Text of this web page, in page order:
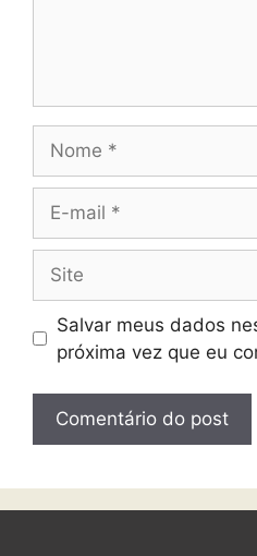
Salvar meus dados
próxima vez que eu